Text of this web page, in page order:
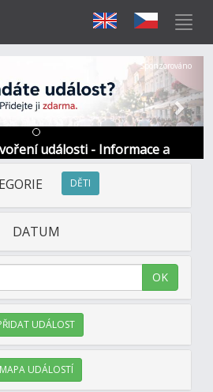
události - Informace a
Další
Sponzorováno
DĚTI
DATUM
OK
UDÁLOST
MAPA UDÁLOSTÍ